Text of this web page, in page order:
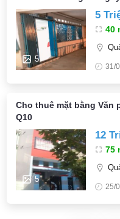
5
5
40
31/
Cho thuê mặt bằng
Q10
5
12
75
25/